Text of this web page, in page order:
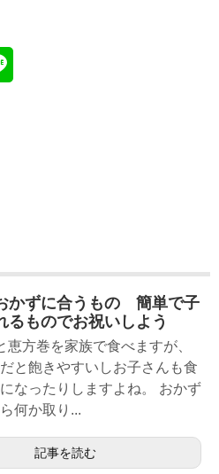
かずに合うもの 簡単で子
るものでお祝いしよう
恵方巻を家族で食べますが、
と飽きやすいしお子さんも食
なったりしますよね。 おかず
何か取り...
記事を読む